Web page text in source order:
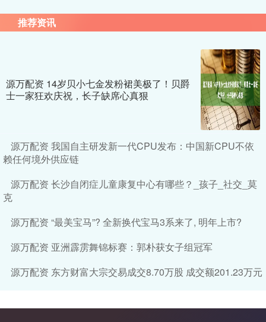
推荐资讯
源万配资 14岁贝小七金发粉裙美极了！贝爵
士一家狂欢庆祝，长子缺席心真狠
源万配资 我国自主研发新一代CPU发布：中国新CPU不依
赖任何境外供应链
源万配资 长沙自闭症儿童康复中心有哪些？_孩子_社交_莫
克
源万配资 “最美宝马”? 全新换代宝马3系来了, 明年上市?
源万配资 亚洲霹雳舞锦标赛：郭朴获女子组冠军
源万配资 东方财富大宗交易成交8.70万股 成交额201.23万元